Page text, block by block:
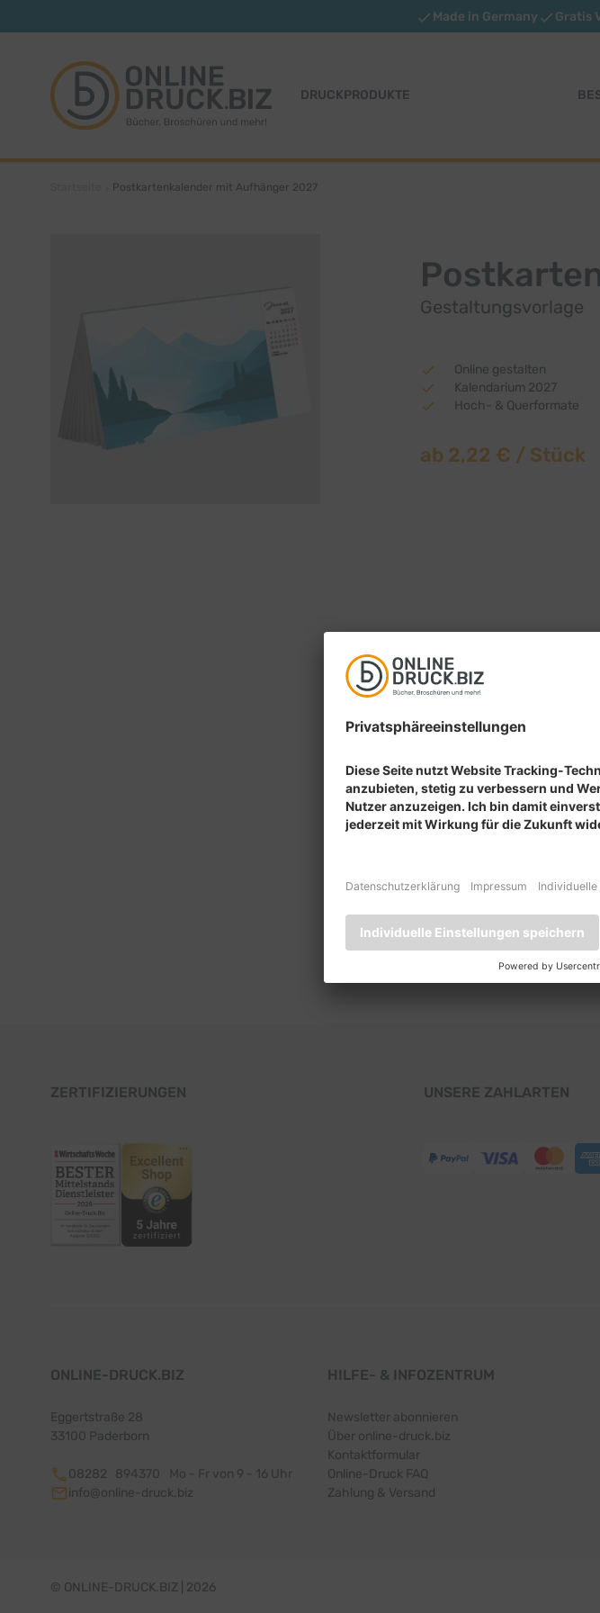
Made in Germany Gratis
DRUCKPRODUKTE
Postkartenkalender mit Aufhänger 2027
Gestaltungsvorlage
Online gestalten
Kalendarium 2027
Hoch- & Querformate
ab 2,22 € / Stück
ZERTIFIZIERUNGEN UNSERE ZAHLARTEN
ONLINE-DRUCK.BIZ
Eggertstraße 28
33100 Paderborn
08282 894370
Mo - Fr von 9 - 16 Uhr
info@online-druck.biz
HILFE- & INFOZENTRUM
Newsletter abonnieren
Über online-druck.biz
Kontaktformular
Online-Druck FAQ
Zahlung & Versand
© ONLINE-DRUCK.BIZ | 2026